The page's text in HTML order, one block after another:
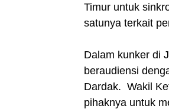
Timur untuk
satunya terkait
Dalam kunker di
beraudiensi
Dardak. Wakil
pihaknya untuk